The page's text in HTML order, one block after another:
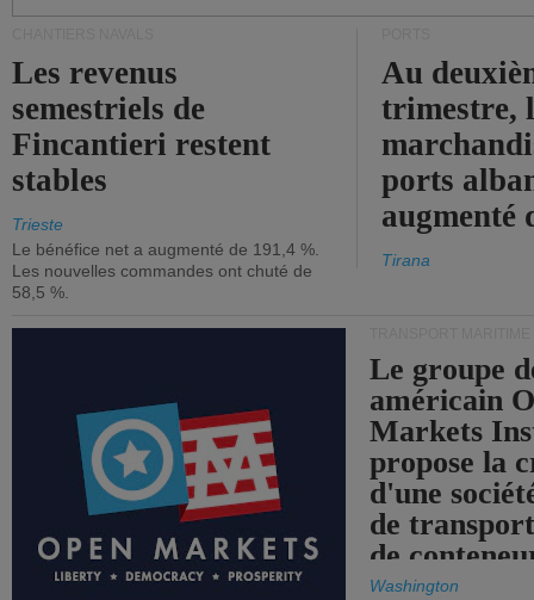
Les revenus
semestriels de
Fincantieri restent
stables
Trieste
Le bénéfice net a augmenté de 191,4 %.
Les nouvelles commandes ont chuté de
58,5 %.
Au
trimestre,
ports
augmenté
Tirana
Le groupe
américain
Markets
propose la
d'une
de
de
Washington